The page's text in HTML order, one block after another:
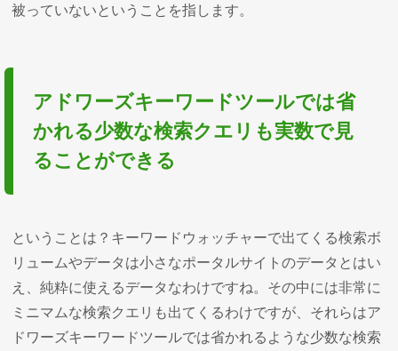
被っていないということを指します。
アドワーズキーワードツールでは省
かれる少数な検索クエリも実数で見
ることができる
ということは？キーワードウォッチャーで出てくる検索ボ
リュームやデータは小さなポータルサイトのデータとはい
え、純粋に使えるデータなわけですね。その中には非常に
ミニマムな検索クエリも出てくるわけですが、それらはア
ドワーズキーワードツールでは省かれるような少数な検索